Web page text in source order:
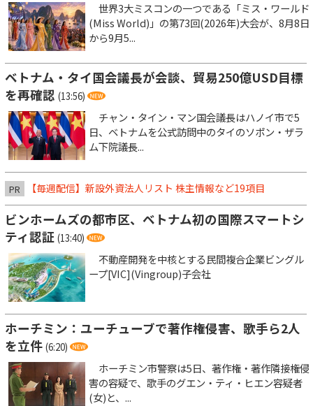
世界3大ミスコンの一つである「ミス・ワールド
(Miss World)」の第73回(2026年)大会が、8月8日
から9月5...
ベトナム・タイ国会議長が会談、貿易250億USD目標
を再確認 (13:56)
チャン・タイン・マン国会議長はハノイ市で5
日、ベトナムを公式訪問中のタイのソポン・ザラ
ム下院議長...
PR 【毎週配信】新設外資法人リスト 株主情報など19項目
ビンホームズの都市区、ベトナム初の国際スマートシ
ティ認証 (13:40)
不動産開発を中核とする民間複合企業ビングル
ープ[VIC](Vingroup)子会社
ホーチミン：ユーチューブで著作権侵害、歌手ら2人
を立件 (6:20)
ホーチミン市警察は5日、著作権・著作隣接権侵
害の容疑で、歌手のグエン・ティ・ヒエン容疑者
(女)と、...